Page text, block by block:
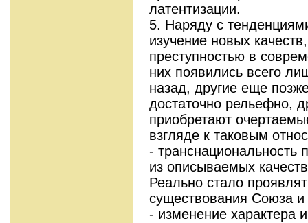
латентизации.
5. Наряду с
изучение новых
преступностью в
них появились всего
назад, другие еще
достаточно рельефно,
приобретают
взгляде к таковым
- транснациональность
из описываемых
Реально стало
существования Союза и
- изменение характера